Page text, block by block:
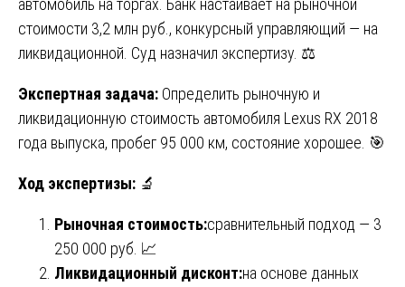
автомобиль на торгах. Банк настаивает на рыночной
стоимости 3,2 млн руб., конкурсный управляющий — на
ликвидационной. Суд назначил экспертизу. ⚖️
Экспертная задача: Определить рыночную и
ликвидационную стоимость автомобиля Lexus RX 2018
года выпуска, пробег 95 000 км, состояние хорошее. 🎯
Ход экспертизы: 🔬
Рыночная стоимость:сравнительный подход — 3
250 000 руб. 📈
Ликвидационный дисконт:на основе данных